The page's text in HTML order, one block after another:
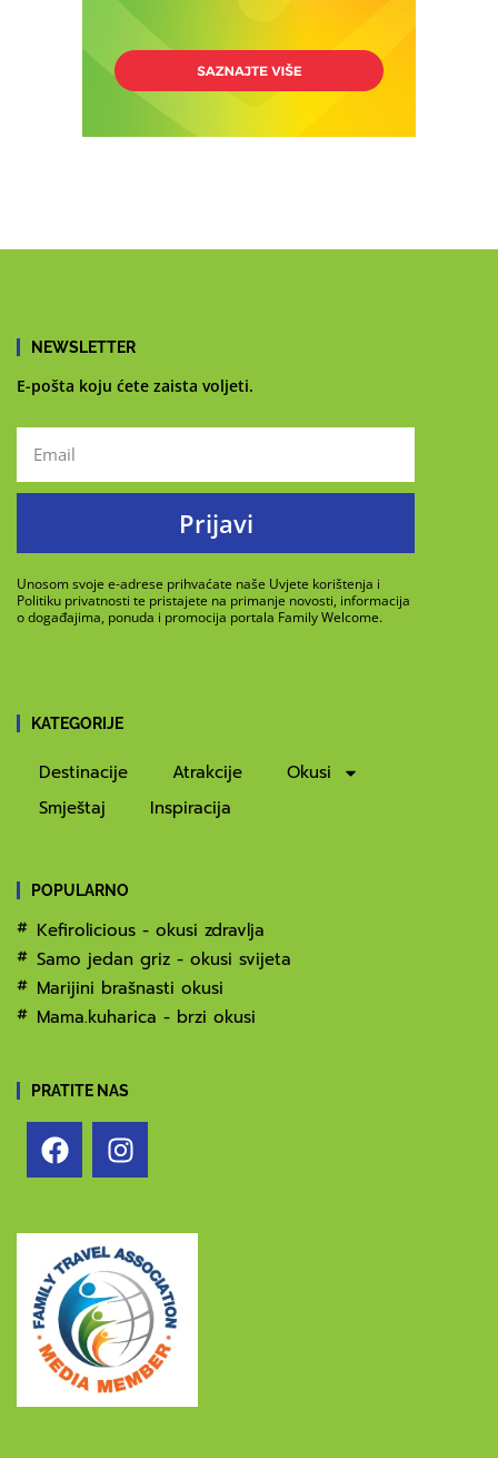
NEWSLETTER
E-pošta koju ćete zaista voljeti.
Prijavi
Unosom svoje e-adrese prihvaćate naše Uvjete korištenja i
Politiku privatnosti te pristajete na primanje novosti, informacija
o događajima, ponuda i promocija portala Family Welcome.
KATEGORIJE
Destinacije Atrakcije
Okusi
Smještaj
Inspiracija
POPULARNO
Kefirolicious - okusi zdravlja
Samo jedan griz - okusi svijeta
Marijini brašnasti okusi
Mama.kuharica - brzi okusi
PRATITE NAS